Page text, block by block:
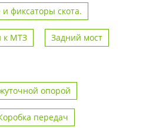
фиксаторы скота.
к МТЗ Задний мост
опорой
передач